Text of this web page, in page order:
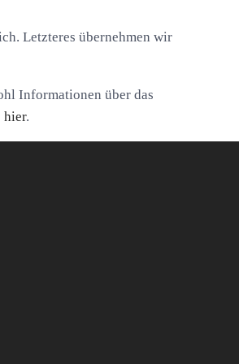
Letzteres übernehmen wir
Informationen über das
hier.